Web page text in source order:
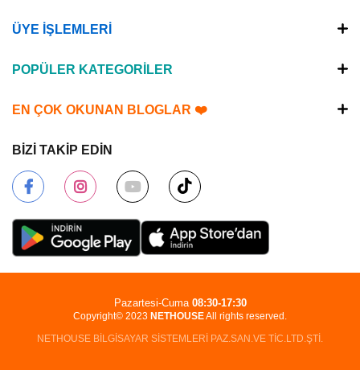
ÜYE İŞLEMLERİ
POPÜLER KATEGORİLER
EN ÇOK OKUNAN BLOGLAR ❤️
BİZİ TAKİP EDİN
Copyright© 2023 NETHOUSEAll rights reserved.
NETHOUSE BİLGİSAYAR SİSTEMLERİ PAZ.SAN.VE TİC.LTD.ŞTİ.
Pazartesi-Cuma 08:30-17:30